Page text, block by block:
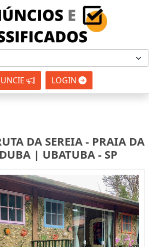
LOGIN
DA SEREIA - PRAIA DA
| UBATUBA - SP